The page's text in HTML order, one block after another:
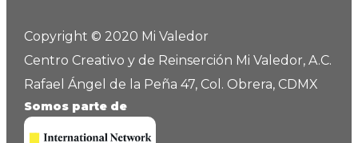
Copyright © 2020 Mi Valedor
Centro Creativo y de Reinserción Mi Valedor, A.C.
Rafael Ángel de la Peña 47, Col. Obrera, CDMX
Somos parte de